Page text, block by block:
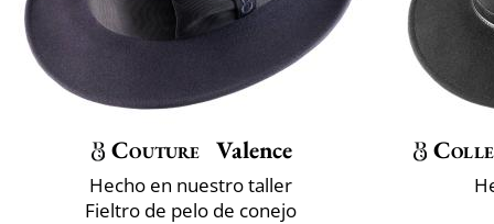
Couture Valence
Hecho en nuestro taller
Fieltro de pelo de conejo